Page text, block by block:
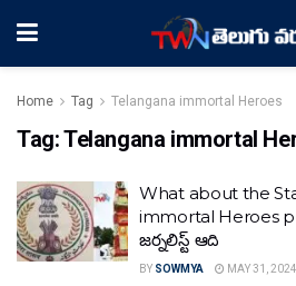
Home Tag Telangana immortal Heroes
Tag:Telangana immortal
What about the
immortal Heroes
జర్నలిస్ట్ ఆది
BY SOWMYA MAY 31, 2024